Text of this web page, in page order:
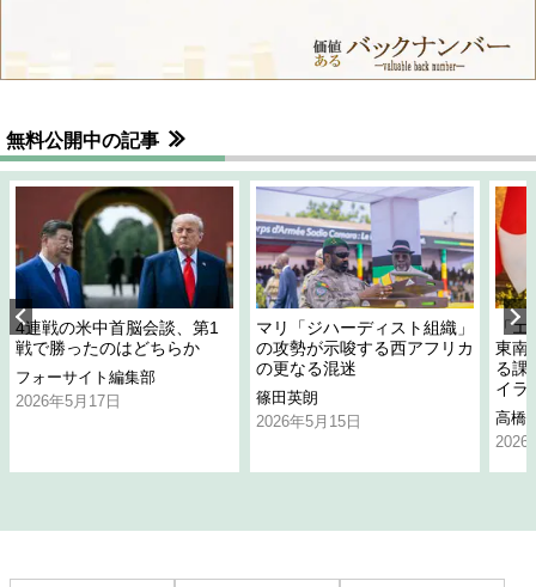
無料公開中の記事
4連戦の米中首脳会談、第1
戦で勝ったのはどちらか
フォーサイト編集部
2026年5月17日
マリ「ジハーディスト組織」
の攻勢が示唆する西アフリカ
の更なる混迷
篠田英朗
2026年5月15日
「
東南
る課
イラ
高橋
2026